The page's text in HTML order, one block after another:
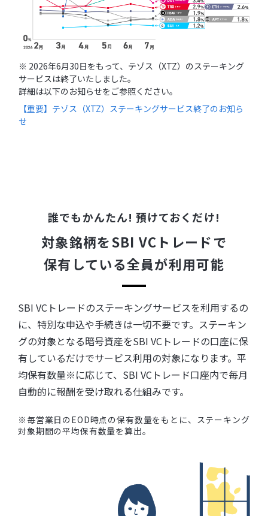
※ 2026年6月30日をもって、テゾス（XTZ）のステーキング
サービスは終了いたしました。
詳細は以下のお知らせをご参照ください。
【重要】テゾス（XTZ）ステーキングサービス終了のお知ら
せ
誰でもかんたん! 預けておくだけ!
対象銘柄をSBI VCトレードで
保有している全員が利用可能
SBI VCトレードのステーキングサービスを利用するの
に、特別な申込や手続きは一切不要です。ステーキン
グの対象となる暗号資産をSBI VCトレードの口座に保
有しているだけでサービス利用の対象になります。平
均保有数量※に応じて、SBI VCトレード口座内で毎月
自動的に報酬を受け取れる仕組みです。
※毎営業日のEOD時点の保有数量をもとに、ステーキング
対象期間の平均保有数量を算出。